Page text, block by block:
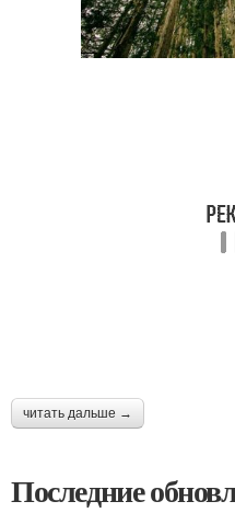
читать дальше →
Последние